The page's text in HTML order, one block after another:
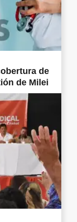
de
de Milei